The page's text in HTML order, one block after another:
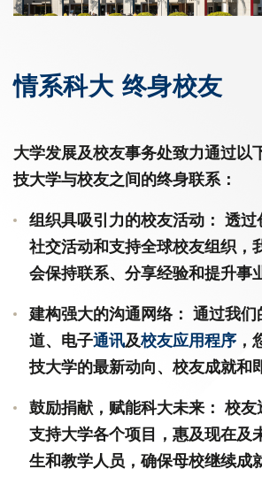
情系科大 终身校友
大学发展及校友事务处致力通过以
技大学与校友之间的终身联系：
组织具吸引力的校友活动： 透过
社交活动和支持全球校友组织，
会保持联系、分享经验和提升事
建构强大的沟通网络： 通过我们
道、电子通讯及校友应用程序
技大学的最新动向、校友成就和
鼓励捐献，赋能科大未来： 校友
支持大学各个项目，惠及现在及
生和教学人员，确保母校继续